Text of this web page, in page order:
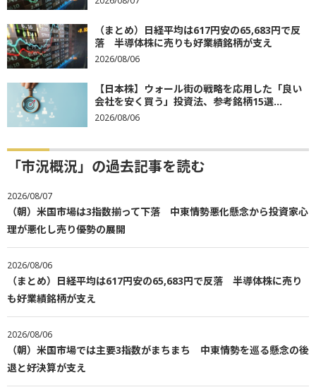
（まとめ）日経平均は617円安の65,683円で反
落 半導体株に売りも好業績銘柄が支え
2026/08/06
【日本株】ウォール街の戦略を応用した「良い
会社を安く買う」投資法、参考銘柄15選...
2026/08/06
「市況概況」の過去記事を読む
2026/08/07
（朝）米国市場は3指数揃って下落 中東情勢悪化懸念から投資家心
理が悪化し売り優勢の展開
2026/08/06
（まとめ）日経平均は617円安の65,683円で反落 半導体株に売り
も好業績銘柄が支え
2026/08/06
（朝）米国市場では主要3指数がまちまち 中東情勢を巡る懸念の後
退と好決算が支え